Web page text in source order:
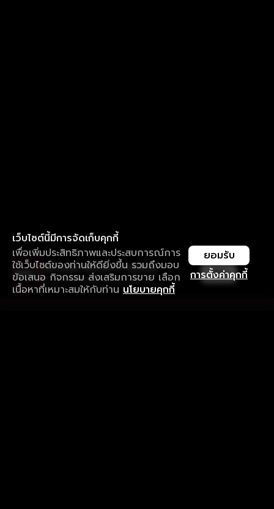
เว็บไซต์นี้มีการจัดเก็บคุกกี้
เพื่อเพิ่มประสิทธิภาพและประสบการณ์การ
ใช้เว็บไซต์ของท่านให้ดียิ่งขึ้น รวมถึงมอบ
ข้อเสนอ กิจกรรม ส่งเสริมการขาย เลือก
เนื้อหาที่เหมาะสมให้กับท่าน นโยบายคุกกี้
การตั้งค่าคุกกี้
ยอมรับ
ใช้งานแอป ลื่นไหลกว่า ไม่มีสะดุด
ดาวน์โหลดแอปเพื่อการรับชมที่ดีกว่า เปิด